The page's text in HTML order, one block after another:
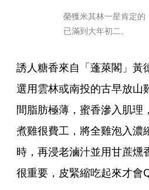
榮獲米其林一星肯定的
已滿到大年初二。
誘人糖香來自「蓬萊閣」黃
選用雲林或南投的古早放山
間脂肪極薄，蜜香滲入肌理
煮雞很費工，將全雞泡入濃
時，再浸老滷汁並用甘蔗燻
很重要，皮緊縮吃起來才會